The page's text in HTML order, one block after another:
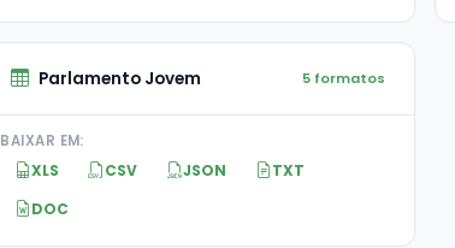
Parlamento Jovem 5 formatos
BAIXAR EM:
XLS CSV JSON
TXT
DOC